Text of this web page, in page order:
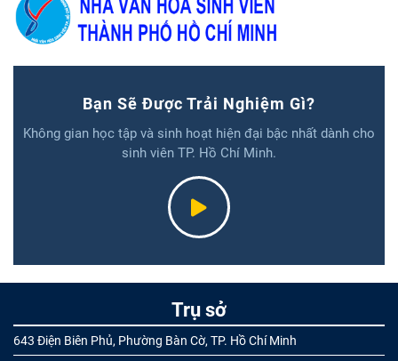
Bạn Sẽ Được Trải Nghiệm Gì?
Không gian học tập và sinh hoạt hiện đại bậc nhất dành cho
sinh viên TP. Hồ Chí Minh.
Trụ sở
643 Điện Biên Phủ, Phường Bàn Cờ, TP. Hồ Chí Minh